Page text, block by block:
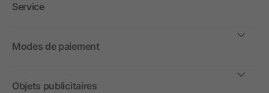
Service
Modes de paiement
Objets publicitaires